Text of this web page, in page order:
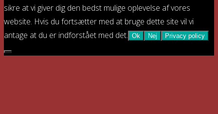
sikre at vi giver dig den bedst mulige oplevelse af vores
website. Hvis du fortsætter med at bruge dette site vil vi
antage at du er indforstået med det. Ok Nej Privacy policy